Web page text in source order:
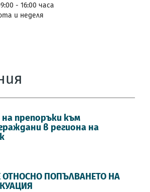
- 16:00 часа
и неделя
препоръки към
в региона на
ОТНОСНО ПОПЪЛВАНЕТО НА